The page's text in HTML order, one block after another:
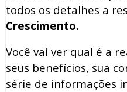
todos os detalhes a
Crescimento.
Você vai ver qual é a
seus benefícios, sua
série de informações